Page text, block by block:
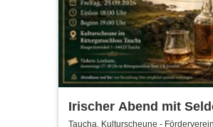
Irischer Abend mit
Taucha, Kulturscheune - Förderverein